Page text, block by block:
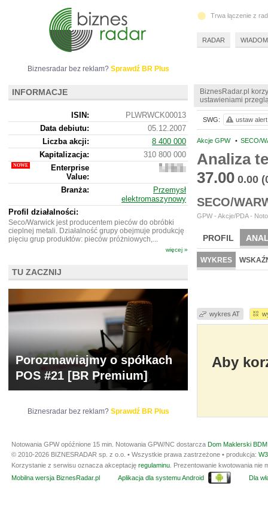
BiznesRadar.pl
ustawieniami
Akcje GPW • SECO/
Analiza
37.00 0.00
SECO/
GPW - Akcje/PDA -
PROFIL
WYCENA BR
WYKRES
wykres AT
Aby
SWG: ustaw alert
Biznesradar bez reklam? Sprawdź BR Plus
INFORMACJE
ISIN:
PLWRWCK00013
Data debiutu:
05.12.2007
Liczba akcji:
8 400 000
Kapitalizacja:
310 800 000
Enterprise
Value:
000
Branża:
Przemysł
elektromaszynowy
Profil działalności:
Seco/Warwick jest producentem pieców do obróbki
cieplnej metali. Działalność grupy obejmuje produkcję
pięciu grup produktów: pieców próżniowych,...
więcej »
TU ZACZNIJ
Porozmawiajmy o spółkach
POS #21 [BR Premium]
Biznesradar bez reklam? Sprawdź BR Plus
Trwa łączenie z
RADAR
Notowania GPW opóźnione 15 min. Notowania GPW/NC dostarcza Dom Maklerski
© 2010-2026 BIZNESRADAR sp. z o.o. • Wszystkie prawa zastrzeżone • produkcja:
Korzystanie z serwisu oznacza akceptację regulaminu . Prezentowanie kwotowania
Mobilna wersja BiznesRadar.pl
Aplikacja dla systemu Android Dla